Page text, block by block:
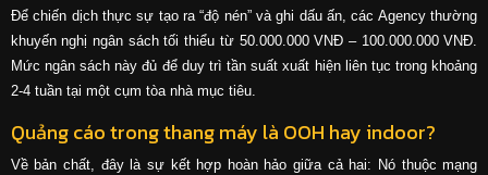
Để chiến dịch thực sự tạo ra “độ nén” và ghi dấu ấn, các Agency thường
khuyến nghị ngân sách tối thiểu từ 50.000.000 VNĐ – 100.000.000 VNĐ.
Mức ngân sách này đủ để duy trì tần suất xuất hiện liên tục trong khoảng
2-4 tuần tại một cụm tòa nhà mục tiêu.
Quảng cáo trong thang máy là OOH hay indoor?
Về bản chất, đây là sự kết hợp hoàn hảo giữa cả hai: Nó thuộc mạng